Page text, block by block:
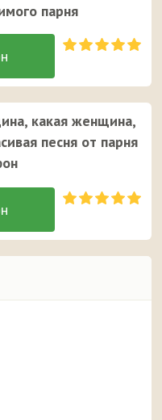
парня
какая женщина,
песня от парня